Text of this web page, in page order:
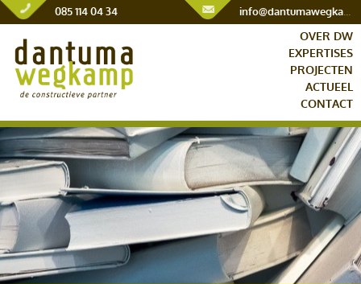
085 114 04 34 info@dantumawegkamp.nl
OVER DW
EXPERTISES
PROJECTEN
ACTUEEL
CONTACT